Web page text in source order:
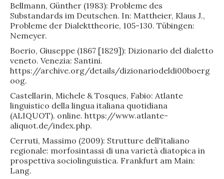
Bellmann, Günther (1983): Probleme des
Substandards im Deutschen. In: Mattheier, Klaus J.,
Probleme der Dialekttheorie, 105-130. Tübingen:
Nemeyer.
Boerio, Giuseppe (1867 [1829]): Dizionario del dialetto
veneto. Venezia: Santini.
https://archive.org/details/dizionariodeldi00boerg
oog.
Castellarin, Michele & Tosques, Fabio: Atlante
linguistico della lingua italiana quotidiana
(ALIQUOT). online. https://www.atlante-
aliquot.de/index.php.
Cerruti, Massimo (2009): Strutture dell'italiano
regionale: morfosintassi di una varietà diatopica in
prospettiva sociolinguistica. Frankfurt am Main:
Lang.